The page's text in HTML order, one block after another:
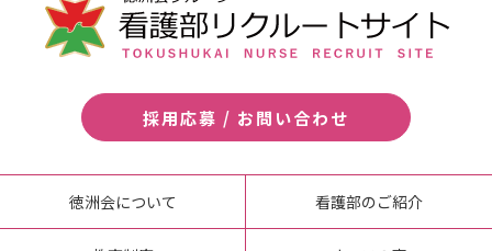
採用応募 / お問い合わせ
徳洲会について 看護部のご紹介